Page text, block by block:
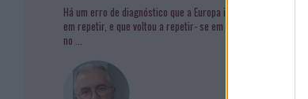
Há um erro de diagnóstico que a Europa insiste
em repetir, e que voltou a repetir- se em Ceuta
no ...